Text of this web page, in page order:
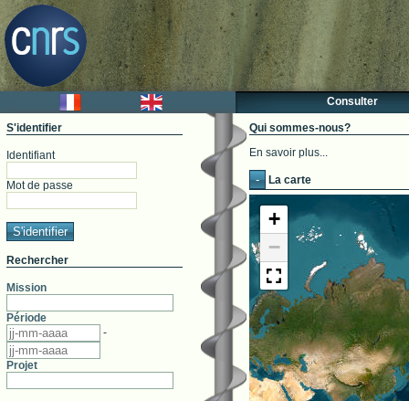
Consulter
S'identifier
Identifiant
Mot de passe
Rechercher
Mission
Période
-
Projet
Qui sommes-nous?
En savoir plus...
- La carte
+
−